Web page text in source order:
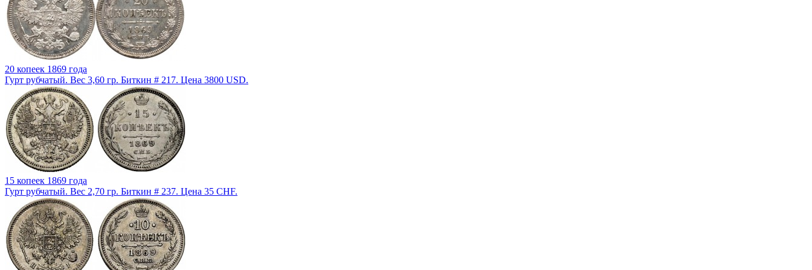
20 копеек 1869 года
Гурт рубчатый. Вес 3,60 гр. Биткин # 217. Цена 3800 USD.
15 копеек 1869 года
Гурт рубчатый. Вес 2,70 гр. Биткин # 237. Цена 35 CHF.